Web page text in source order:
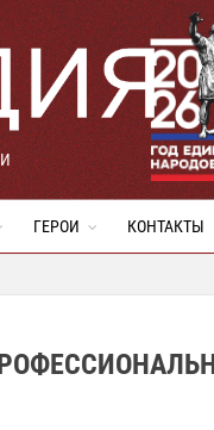
ГЕРОИ КОНТАКТЫ